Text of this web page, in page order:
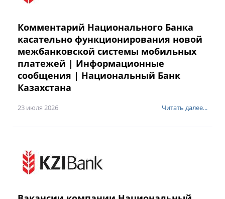
Комментарий Национального Банка
касательно функционирования новой
межбанковской системы мобильных
платежей | Информационные
сообщения | Национальный Банк
Казахстана
23 июля 2026 Читать далее...